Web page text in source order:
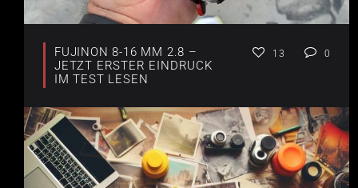
FUJINON 8-16 MM 2.8 –
JETZT ERSTER EINDRUCK
IM TEST LESEN
13 0